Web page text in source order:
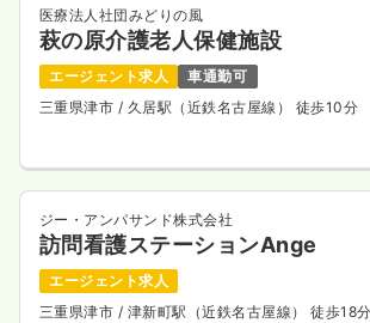
医療法人社団みどりの風
萩の原介護老人保健施設
エージェント求人
車通勤可
三重県津市 / 久居駅（近鉄名古屋線） 徒歩10分
ジー・アンパサンド株式会社
訪問看護ステーションAnge
エージェント求人
三重県津市 / 津新町駅（近鉄名古屋線） 徒歩18分